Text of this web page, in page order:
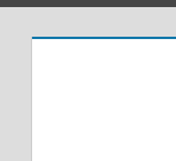
Santiago